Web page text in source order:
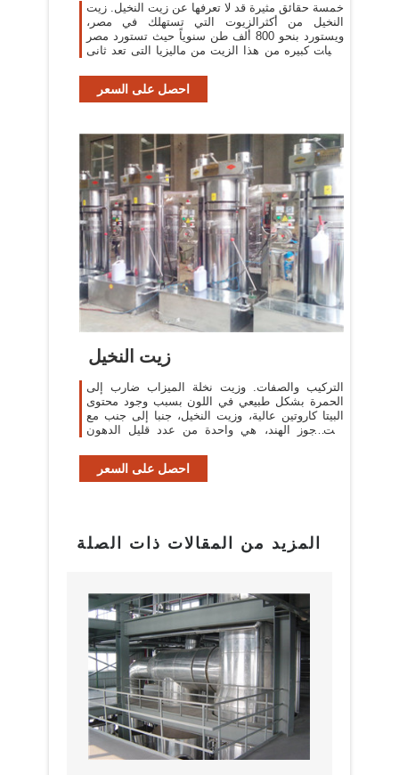
خمسة حقائق مثيرة قد لا تعرفها عن زيت النخيل. زيت
النخيل من أكثرالزيوت التي تستهلك في مصر،
ويستورد بنحو 800 ألف طن سنوياً حيث تستورد مصر
كميات كبيره من هذا الزيت من ماليزيا التى تعد ثانى
احصل على السعر
زيت النخيل
التركيب والصفات. وزيت نخلة الميزاب ضارب إلى
الحمرة بشكل طبيعي في اللون بسبب وجود محتوى
البيتا كاروتين عالية، وزيت النخيل، جنبا إلى جنب مع
زيت جوز الهند، هي واحدة من عدد قليل الدهون
احصل على السعر
المزيد من المقالات ذات الصلة